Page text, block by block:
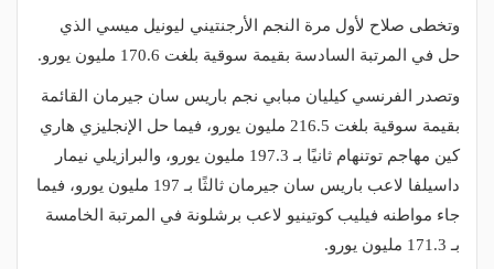
وتخطى صلاح لأول مرة النجم الأرجنتيني ليونيل ميسي الذي
حل في المرتبة السادسة بقيمة سوقية بلغت 170.6 مليون يورو.
وتصدر الفرنسي كيليان مبابي نجم باريس سان جيرمان القائمة
بقيمة سوقية بلغت 216.5 مليون يورو، فيما حل الإنجليزي هاري
كين مهاجم توتنهام ثانيًا بـ 197.3 مليون يورو، والبرازيلي نيمار
داسيلفا لاعب باريس سان جيرمان ثالثًا بـ 197 مليون يورو، فيما
جاء مواطنه فيليب كوتينيو لاعب برشلونة في المرتبة الخامسة
بـ 171.3 مليون يورو.